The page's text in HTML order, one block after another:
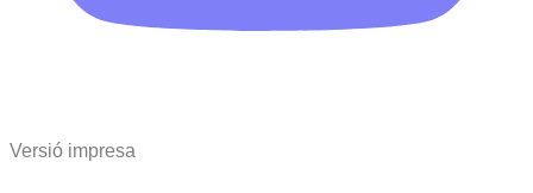
Versió impresa